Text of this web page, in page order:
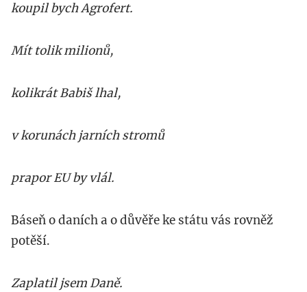
koupil bych Agrofert.
Mít tolik milionů,
kolikrát Babiš lhal,
v korunách jarních stromů
prapor EU by vlál.
Báseň o daních a o důvěře ke státu vás rovněž
potěší.
Zaplatil jsem Daně.